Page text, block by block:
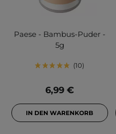
Paese - Bambus-Puder -
5g
10
6,99 €
IN DEN WARENKORB